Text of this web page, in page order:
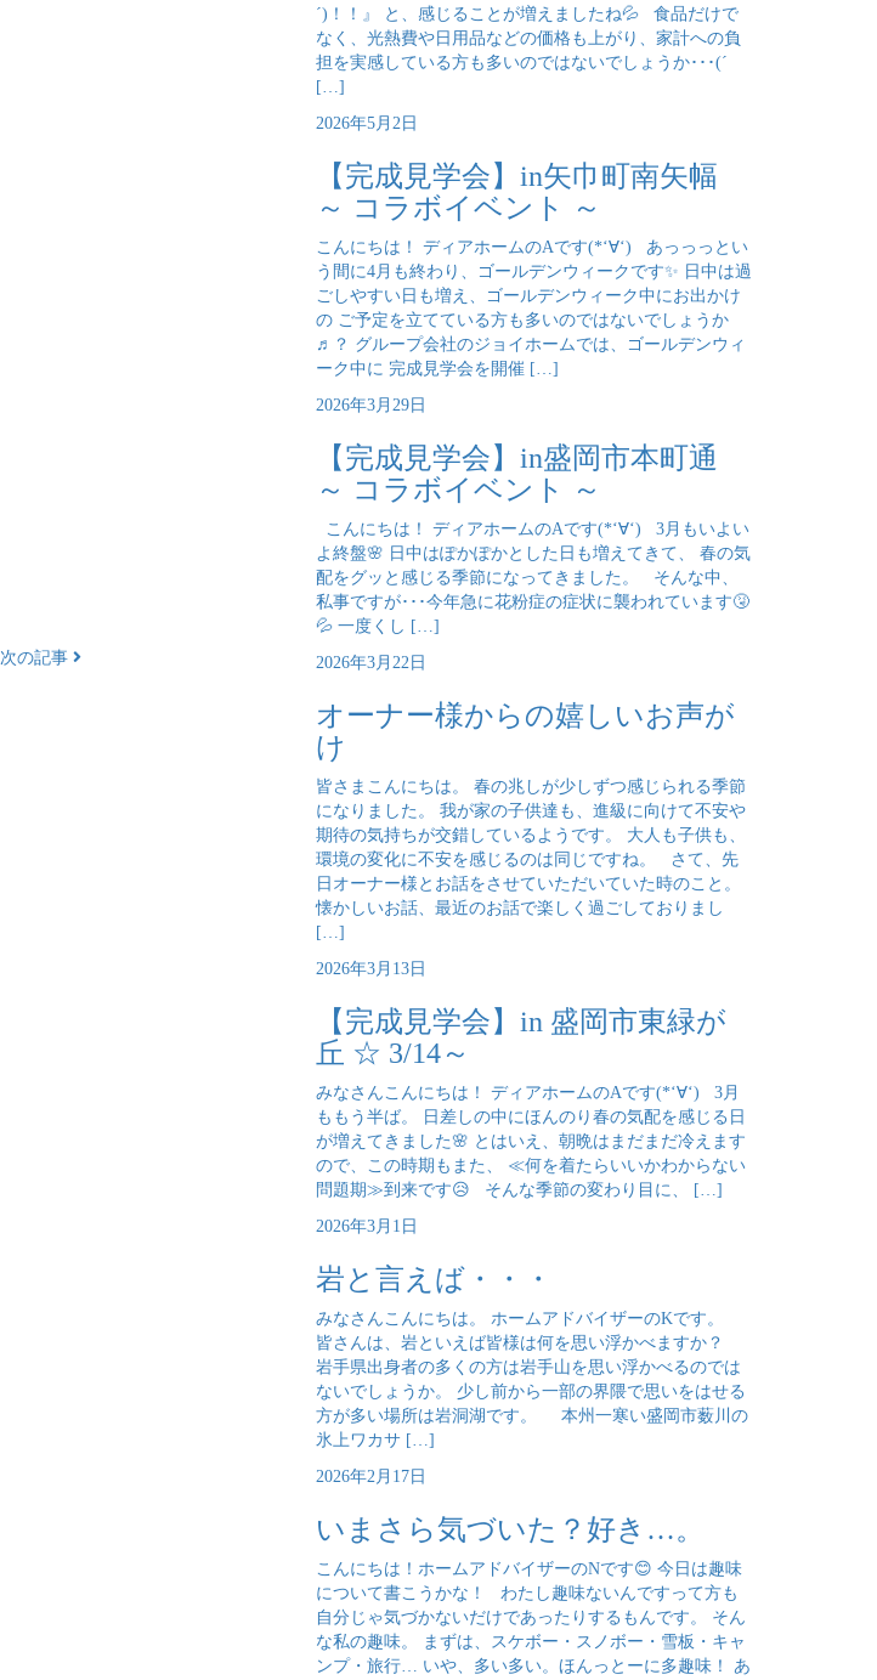
次の記事
´)！！』 と、感じることが増えましたね💦 食品だけで
なく、光熱費や日用品などの価格も上がり、家計への負
担を実感している方も多いのではないでしょうか･･･(´
[…]
2026年5月2日
【完成見学会】in矢巾町南矢幅
～ コラボイベント ～
こんにちは！ ディアホームのAです(*‘∀‘) あっっっとい
う間に4月も終わり、ゴールデンウィークです✨ 日中は過
ごしやすい日も増え、ゴールデンウィーク中にお出かけ
の ご予定を立てている方も多いのではないでしょうか
♬？ グループ会社のジョイホームでは、ゴールデンウィ
ーク中に 完成見学会を開催 […]
2026年3月29日
【完成見学会】in盛岡市本町通
～ コラボイベント ～
こんにちは！ ディアホームのAです(*‘∀‘) 3月もいよい
よ終盤🌸 日中はぽかぽかとした日も増えてきて、 春の気
配をグッと感じる季節になってきました。 そんな中、
私事ですが･･･今年急に花粉症の症状に襲われています🤧
💦 一度くし […]
2026年3月22日
オーナー様からの嬉しいお声が
け
皆さまこんにちは。 春の兆しが少しずつ感じられる季節
になりました。 我が家の子供達も、進級に向けて不安や
期待の気持ちが交錯しているようです。 大人も子供も、
環境の変化に不安を感じるのは同じですね。 さて、先
日オーナー様とお話をさせていただいていた時のこと。
懐かしいお話、最近のお話で楽しく過ごしておりまし
[…]
2026年3月13日
【完成見学会】in 盛岡市東緑が
丘 ☆ 3/14～
みなさんこんにちは！ ディアホームのAです(*‘∀‘) 3月
ももう半ば。 日差しの中にほんのり春の気配を感じる日
が増えてきました🌸 とはいえ、朝晩はまだまだ冷えます
ので、この時期もまた、 ≪何を着たらいいかわからない
問題期≫到来です😥 そんな季節の変わり目に、 […]
2026年3月1日
岩と言えば・・・
みなさんこんにちは。 ホームアドバイザーのKです。
皆さんは、岩といえば皆様は何を思い浮かべますか？
岩手県出身者の多くの方は岩手山を思い浮かべるのでは
ないでしょうか。 少し前から一部の界隈で思いをはせる
方が多い場所は岩洞湖です。 本州一寒い盛岡市薮川の
氷上ワカサ […]
2026年2月17日
いまさら気づいた？好き…。
こんにちは！ホームアドバイザーのNです😊 今日は趣味
について書こうかな！ わたし趣味ないんですって方も
自分じゃ気づかないだけであったりするもんです。 そん
な私の趣味。 まずは、スケボー・スノボー・雪板・キャ
ンプ・旅行… いや、多い多い。ほんっとーに多趣味！ あ